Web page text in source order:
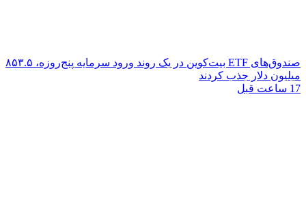
صندوق‌های ETF بیت‌کوین در یک روند ورود سرمایه پنج‌روزه، ۸۵۳.۵
میلیون دلار جذب کردند
17 ساعت قبل